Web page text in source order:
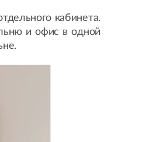
кабинета.
и офис в одной